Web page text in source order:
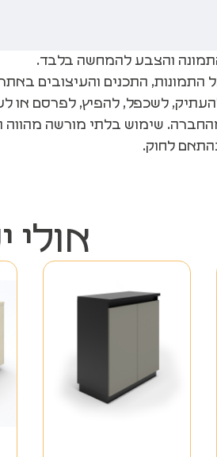
והצבע להמחשה בלבד.
התמונות, התכנים והעיצובים
לשכפל, להפיץ, לפרסם או
שימוש בלתי מורשה מהווה
לחוק.
אולי